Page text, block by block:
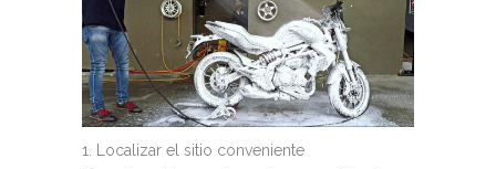
1. Localizar el sitio conveniente